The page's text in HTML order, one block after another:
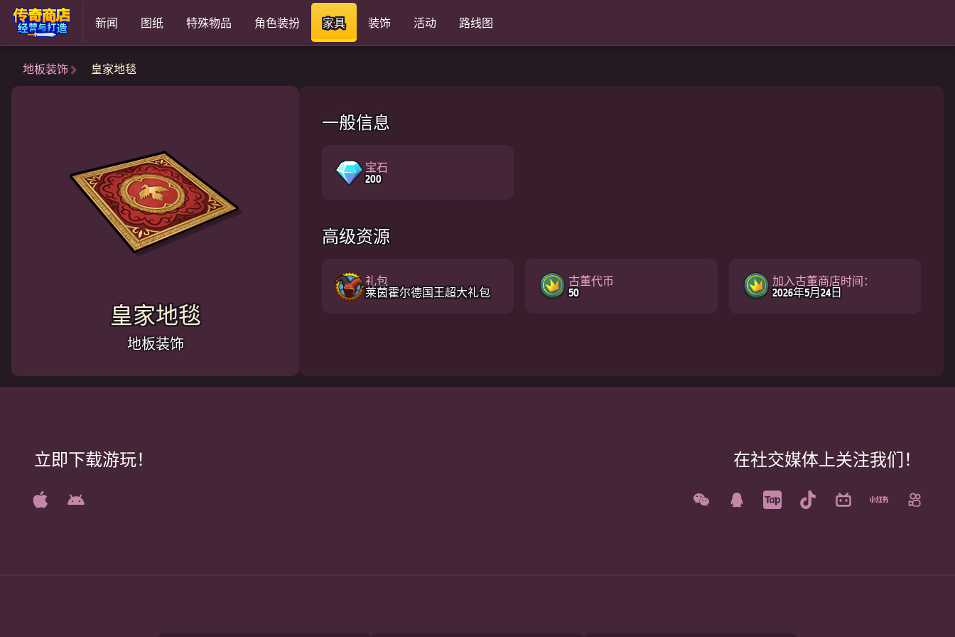
新闻 图纸 特殊物品 角色装扮 家具 装饰 活动 路线图
地板装饰 皇家地毯
皇家地毯
地板装饰
一般信息
宝石
200
高级资源
礼包
莱茵霍尔德国王超大礼包
古董代币
50
加入古董商店时间：
2026年5月24日
立即下载游玩！ 在社交媒体上关注我们！